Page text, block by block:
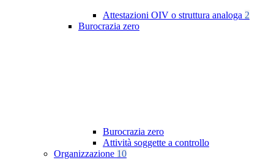
Attestazioni OIV o struttura analoga 2
Burocrazia zero
Burocrazia zero
Attività soggette a controllo
Organizzazione 10